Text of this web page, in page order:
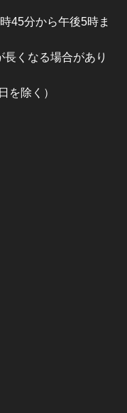
45分から午後5時ま
くなる場合があり
を除く）